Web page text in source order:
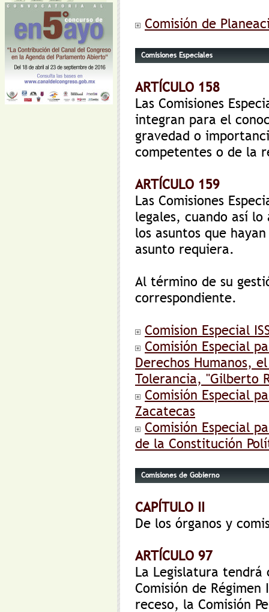
Comisión de
Comisiones Especiales
ARTÍCULO 158
Las Comisiones
integran para el
gravedad o
competentes o de la
ARTÍCULO 159
Las Comisiones
legales, cuando así
los asuntos que
asunto requiera.
Al término de su
correspondiente.
Comision Especial
Comisión Especial
Derechos Humanos,
Tolerancia, "Gilberto
Comisión Especial
Zacatecas
Comisión Especial
de la Constitución
Comisiones de Gobierno
CAPÍTULO II
De los órganos y
ARTÍCULO 97
La Legislatura tendrá
Comisión de
receso, la Comisión